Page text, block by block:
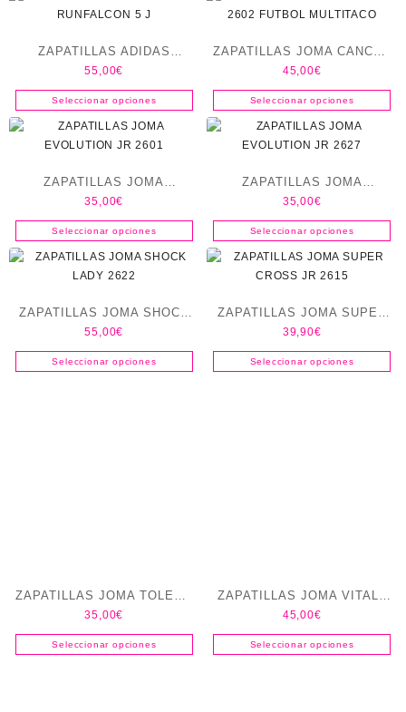
ZAPATILLAS ADIDAS
RUNFALCON 5 J
55,00€
Seleccionar opciones
ZAPATILLAS JOMA CANCHA
2602 FUTBOL MULTITACO
45,00€
Seleccionar opciones
ZAPATILLAS JOMA
EVOLUTION JR 2601
35,00€
Seleccionar opciones
ZAPATILLAS JOMA
EVOLUTION JR 2627
35,00€
Seleccionar opciones
ZAPATILLAS JOMA SHOCK
LADY 2622
55,00€
Seleccionar opciones
ZAPATILLAS JOMA SUPER
CROSS JR 2615
39,90€
Seleccionar opciones
ZAPATILLAS JOMA TOLEDO
JR 2605
35,00€
Seleccionar opciones
ZAPATILLAS JOMA VITALY
RVITAS2503 HOMBRE
45,00€
Seleccionar opciones